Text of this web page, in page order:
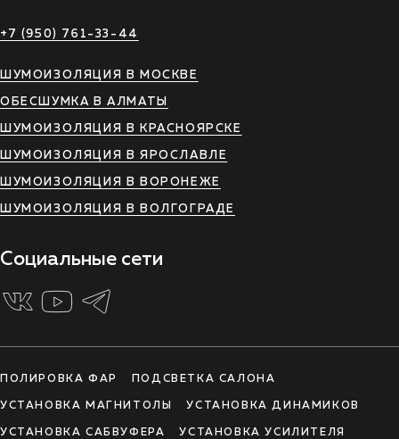
+7 (950) 761-33-44
ШУМОИЗОЛЯЦИЯ В МОСКВЕ
ОБЕСШУМКА В АЛМАТЫ
ШУМОИЗОЛЯЦИЯ В КРАСНОЯРСКЕ
ШУМОИЗОЛЯЦИЯ В ЯРОСЛАВЛЕ
ШУМОИЗОЛЯЦИЯ В ВОРОНЕЖЕ
ШУМОИЗОЛЯЦИЯ В ВОЛГОГРАДЕ
Социальные сети
ПОЛИРОВКА ФАР ПОДСВЕТКА САЛОНА
УСТАНОВКА МАГНИТОЛЫ УСТАНОВКА ДИНАМИКОВ
УСТАНОВКА САБВУФЕРА УСТАНОВКА УСИЛИТЕЛЯ